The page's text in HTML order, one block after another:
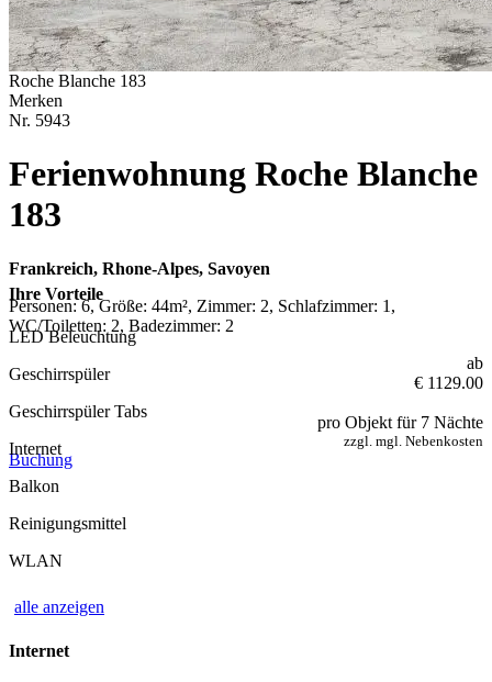
Roche Blanche 183
Merken
Nr. 5943
Ferienwohnung Roche Blanche
183
Frankreich, Rhone-Alpes, Savoyen
Personen: 6, Größe: 44m², Zimmer: 2, Schlafzimmer: 1,
WC/Toiletten: 2, Badezimmer: 2
ab
€ 1129.00
pro Objekt für 7 Nächte
zzgl. mgl. Nebenkosten
Buchung
Ihre Vorteile
LED Beleuchtung
Geschirrspüler
Geschirrspüler Tabs
Internet
Balkon
Reinigungsmittel
WLAN
alle anzeigen
Internet